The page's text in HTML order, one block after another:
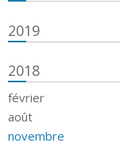
2019
2018
février
août
novembre